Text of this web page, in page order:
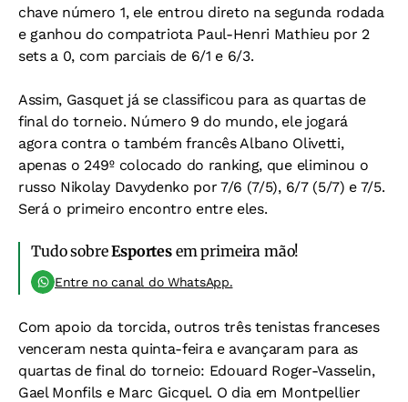
chave número 1, ele entrou direto na segunda rodada
e ganhou do compatriota Paul-Henri Mathieu por 2
sets a 0, com parciais de 6/1 e 6/3.
Assim, Gasquet já se classificou para as quartas de
final do torneio. Número 9 do mundo, ele jogará
agora contra o também francês Albano Olivetti,
apenas o 249º colocado do ranking, que eliminou o
russo Nikolay Davydenko por 7/6 (7/5), 6/7 (5/7) e 7/5.
Será o primeiro encontro entre eles.
Tudo sobreEsportesem primeira mão!
Entre no canal do WhatsApp.
Com apoio da torcida, outros três tenistas franceses
venceram nesta quinta-feira e avançaram para as
quartas de final do torneio: Edouard Roger-Vasselin,
Gael Monfils e Marc Gicquel. O dia em Montpellier